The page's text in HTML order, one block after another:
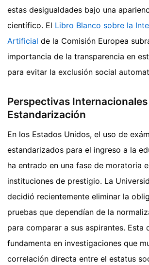
estas desigualdades bajo una
científico. El Libro Blanco sobre la
Artificial de la Comisión Europea
importancia de la transparencia en
para evitar la exclusión social
Perspectivas
Estandarización
En los Estados Unidos, el uso de
estandarizados para el ingreso a la
ha entrado en una fase de moratoria
instituciones de prestigio. La
decidió recientemente eliminar la
pruebas que dependían de la
para comparar a sus aspirantes. Esta
fundamenta en investigaciones que
correlación directa entre el estatus